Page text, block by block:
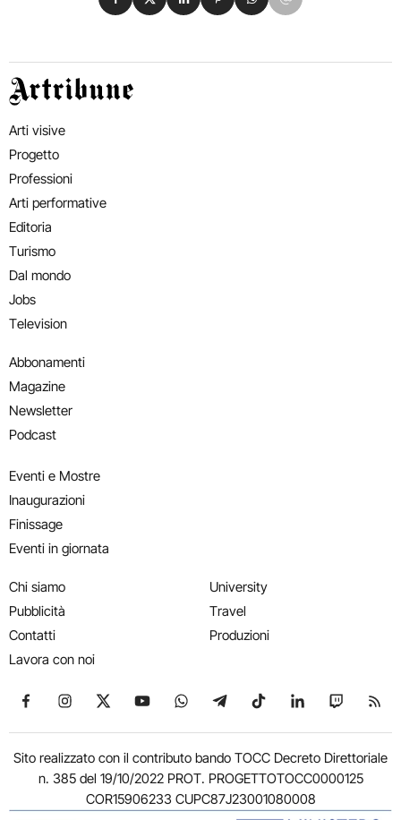
Artribune
Arti visive
Progetto
Professioni
Arti performative
Editoria
Turismo
Dal mondo
Jobs
Television
Abbonamenti
Magazine
Newsletter
Podcast
Eventi e Mostre
Inaugurazioni
Finissage
Eventi in giornata
Chi siamo
Pubblicità
Contatti
Lavora con noi
University
Travel
Produzioni
Seguici su Facebook
Seguici su Instagram
Seguici su X
Seguici su YouTube
Seguici su WhatsApp
Seguici su Telegram
Seguici su TikTok
Seguici su
Seguici
Sito realizzato con il contributo bando TOCC Decreto Direttoriale
n. 385 del 19/10/2022 PROT. PROGETTOTOCC0000125
COR15906233 CUPC87J23001080008